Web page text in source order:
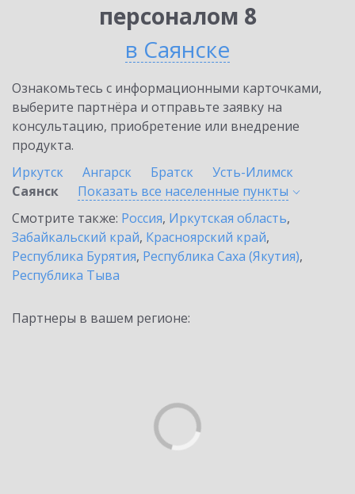
персоналом 8
в Саянске
Ознакомьтесь с информационными карточками,
выберите партнёра и отправьте заявку на
консультацию, приобретение или внедрение
продукта.
Иркутск
Ангарск Братск
Усть-Илимск
Саянск
Показать все населенные пункты
Смотрите также: Россия, Иркутская область,
Забайкальский край, Красноярский край,
Республика Бурятия, Республика Саха (Якутия),
Республика Тыва
Партнеры в вашем регионе: